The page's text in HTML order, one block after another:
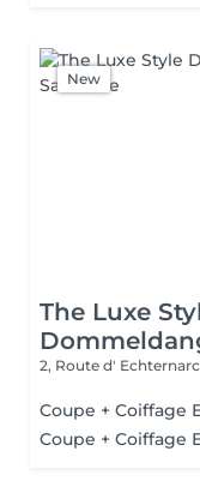
New
The Luxe
2, Route d'
Coupe + Coiffage
Coupe + Coiffage